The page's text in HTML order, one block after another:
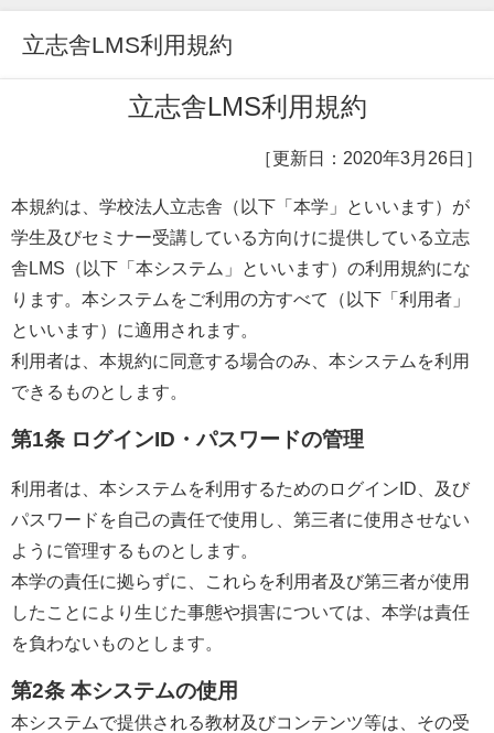
立志舎LMS利用規約
立志舎LMS利用規約
［更新日：2020年3月26日］
本規約は、学校法人立志舎（以下「本学」といいます）が
学生及びセミナー受講している方向けに提供している立志
舎 LMS （以下「本システム」といいます）の利用規約にな
ります。本システムをご利用の方すべて（以下「利用者」
といいます）に適用されます。
利用者は、本規約に同意する場合のみ、本システムを利用
できるものとします。
第1条 ログインID・パスワードの管理
利用者は、本システムを利用するためのログイン ID 、及び
パスワードを自己の責任で使用し、第三者に使用させない
ように管理するものとします。
本学の責任に拠らずに、これらを利用者及び第三者が使用
したことにより生じた事態や損害については、本学は責任
を負わないものとします。
第2条 本システムの使用
本システムで提供される教材及びコンテンツ等は、その受